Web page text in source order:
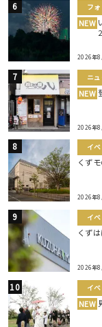
フ
NEW
2026年8
ニ
NEW
2026年8
イ
くず
2026年8
イ
くず
2026年8
イ
NEW